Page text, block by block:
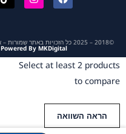
©2018 – 2025 כל הזכויות באתר שמורות – אמ.קי אלקטרוניקס
Powered By MKDigital
Select at least 2 products
to compare
הראה השוואה